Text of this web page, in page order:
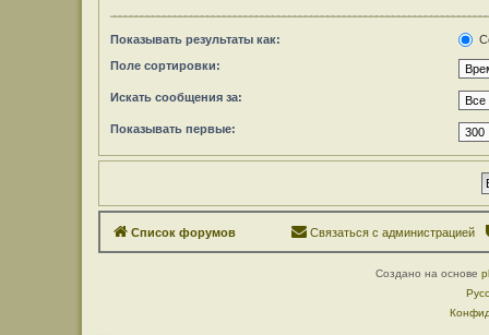
Показывать результаты как:
Поле сортировки:
Искать сообщения за:
Показывать первые:
Список форумов Связаться с администрацией
Создано на основе